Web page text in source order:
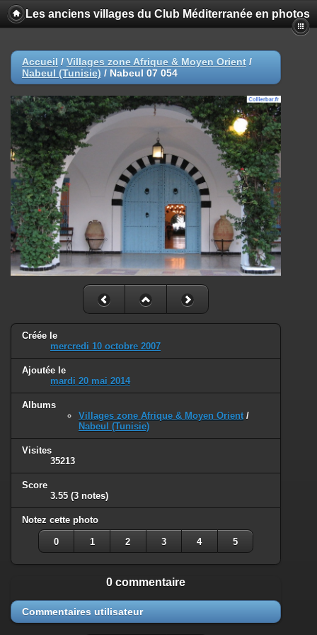
Les anciens villages du Club Méditerranée en photos
Accueil / Villages zone Afrique & Moyen Orient /
Nabeul (Tunisie) / Nabeul 07 054
Créée le
mercredi 10 octobre 2007
Ajoutée le
mardi 20 mai 2014
Albums
Villages zone Afrique & Moyen Orient /
Nabeul (Tunisie)
Visites
35213
Score
3.55 (3 notes)
Notez cette photo
0 1 2 3 4 5
0 commentaire
Commentaires utilisateur